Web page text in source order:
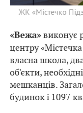
ЖК «Містечко
«Вежа»виконує
центру
власна школа,
об'єкти,
мешканців.
будинок і 1097